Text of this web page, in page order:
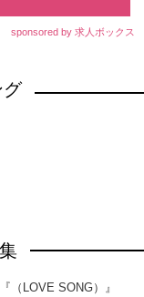
sponsored by 求人ボックス
グ
（LOVE SONG）』